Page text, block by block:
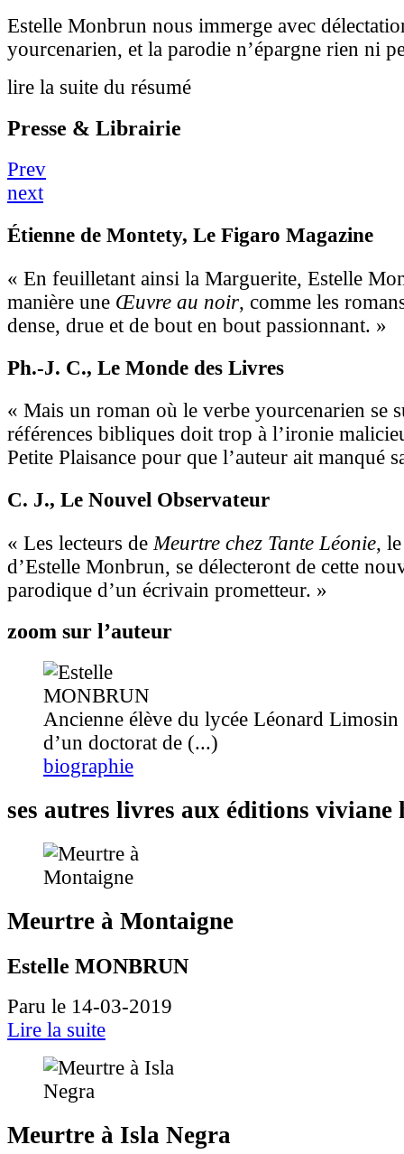
Estelle Monbrun nous immerge avec
yourcenarien, et la parodie n’épargne rien ni
lire la suite du résumé
Presse & Librairie
Prev
next
Étienne de Montety, Le Figaro Magazine
« En feuilletant ainsi la Marguerite, Estelle
manière une Œuvre au noir, comme les
dense, drue et de bout en bout passionnant. »
Ph.-J. C., Le Monde des Livres
« Mais un roman où le verbe yourcenarien se
références bibliques doit trop à l’ironie
Petite Plaisance pour que l’auteur ait manqué
C. J., Le Nouvel Observateur
« Les lecteurs de Meurtre chez Tante Léonie,
d’Estelle Monbrun, se délecteront de cette
parodique d’un écrivain prometteur. »
zoom sur l’auteur
Ancienne élève du lycée Léonard Limosin
d’un doctorat de (...)
biographie
ses autres livres aux éditions viviane
Meurtre à Montaigne
Estelle MONBRUN
Paru le 14-03-2019
Lire la suite
Meurtre à Isla Negra